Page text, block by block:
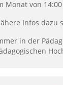
Monat von
Infos dazu
in der